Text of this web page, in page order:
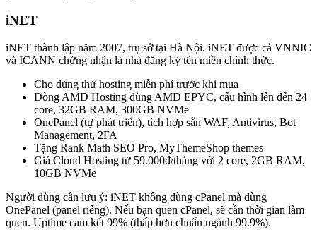
iNET
iNET thành lập năm 2007, trụ sở tại Hà Nội. iNET được cả VNNIC
và ICANN chứng nhận là nhà đăng ký tên miền chính thức.
Cho dùng thử hosting miễn phí trước khi mua
Dòng AMD Hosting dùng AMD EPYC, cấu hình lên đến 24
core, 32GB RAM, 300GB NVMe
OnePanel (tự phát triển), tích hợp sẵn WAF, Antivirus, Bot
Management, 2FA
Tặng Rank Math SEO Pro, MyThemeShop themes
Giá Cloud Hosting từ 59.000đ/tháng với 2 core, 2GB RAM,
10GB NVMe
Người dùng cần lưu ý: iNET không dùng cPanel mà dùng
OnePanel (panel riêng). Nếu bạn quen cPanel, sẽ cần thời gian làm
quen. Uptime cam kết 99% (thấp hơn chuẩn ngành 99.9%).